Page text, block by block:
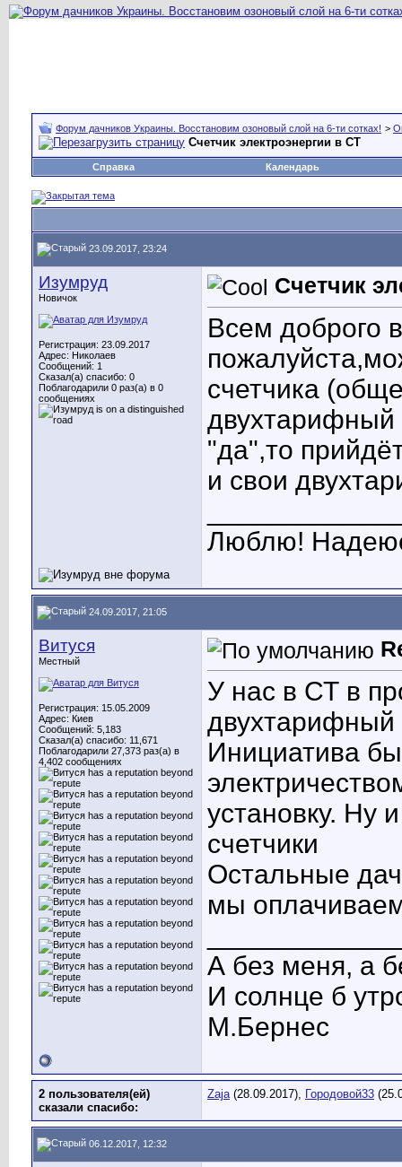
Форум дачников Украины. Восстановим озоновый слой на 6-ти сотках! >
Счетчик электроэнергии в СТ
Справка Календарь
23.09.2017, 23:24
Изумруд
Новичок
Регистрация: 23.09.2017
Адрес: Николаев
Сообщений: 1
Сказал(а) спасибо: 0
Поблагодарили 0 раз(а) в 0
сообщениях
Счетчик
Всем доброго
счетчика
двухтарифный
"да",то
и свои
Люблю!
24.09.2017, 21:05
Витуся
Местный
Регистрация: 15.05.2009
Адрес: Киев
Сообщений: 5,183
Сказал(а) спасибо: 11,671
Поблагодарили 27,373 раз(а) в
4,402 сообщениях
У нас в СТ в
двухтарифный
Инициатива
установку. Ну
счетчики
Остальные
мы
А без меня, а
И солнце б
М.Бернес
2 пользователя(ей)
сказали cпасибо:
Zaja(28.09.2017), Городовой33
06.12.2017, 12:32